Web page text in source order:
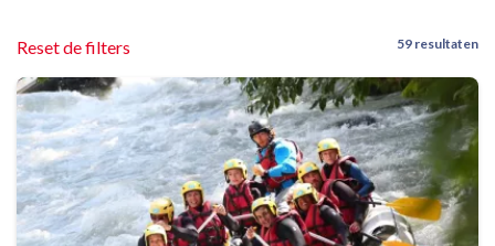
Reset de filters 59 resultaten